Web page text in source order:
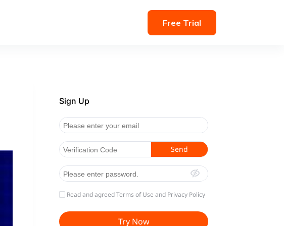
Free Trial